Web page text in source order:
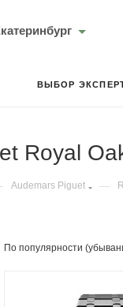
ВЫБОР
Royal
Audemars Piguet —
По популярности